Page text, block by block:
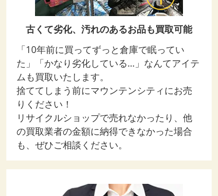
古くて劣化、汚れのあるお品も買取可能
「10年前に買ってずっと倉庫で眠ってい
た」「かなり劣化している…」なんてアイテ
ムも買取いたします。
捨ててしまう前にマウンテンシティにお売
りください！
リサイクルショップで売れなかったり、他
の買取業者の金額に納得できなかった場合
も、ぜひご相談ください。